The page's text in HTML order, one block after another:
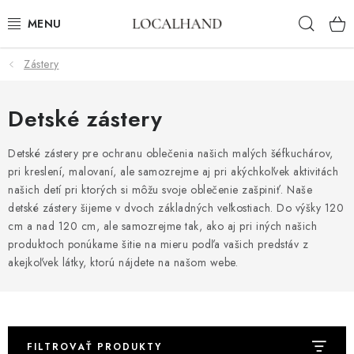
na
BYTOVÝ TEXTIL
METROVÝ TEXTIL
JAR/LETO 2026
VÝPREDAJ
ČALÚNIME A ŠIJEME NA MIERU
KONTAKTY
Zástery
Detské zástery
Detské zástery pre ochranu oblečenia našich malých šéfkuchárov,
pri kreslení, malovaní, ale samozrejme aj pri akýchkoľvek aktivitách
našich detí pri ktorých si môžu svoje oblečenie zašpiniť. Naše
detské zástery šijeme v dvoch základných veľkostiach. Do výšky 120
cm a nad 120 cm, ale samozrejme tak, ako aj pri iných našich
produktoch ponúkame šitie na mieru podľa vašich predstáv z
akejkoľvek látky, ktorú nájdete na našom webe.
FILTROVAŤ PRODUKTY